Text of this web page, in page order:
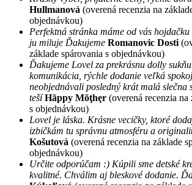
Hullmanová (overená recenzia na
objednávkou)
Perfektná stránka máme od vás
ju miluje Ďakujeme Romanovic Dosti
základe spárovania s objednávkou)
Ďakujeme Lovel za prekrásnu dolly
komunikácia, rýchle dodanie veľká
neobjednávali posledný krát malá slečna
tešíHãppy Mõţhęr (overená recenzia na
s objednávkou)
Lovel je láska. Krásne vecičky, ktoré
izbičkám tu správnu atmosféru a
Košutová (overená recenzia na základe
objednávkou)
Určite odporúčam :) Kúpili sme detské
kvalitné. Chválim aj bleskové dodanie.